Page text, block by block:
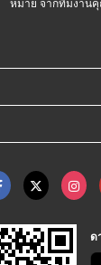
ด